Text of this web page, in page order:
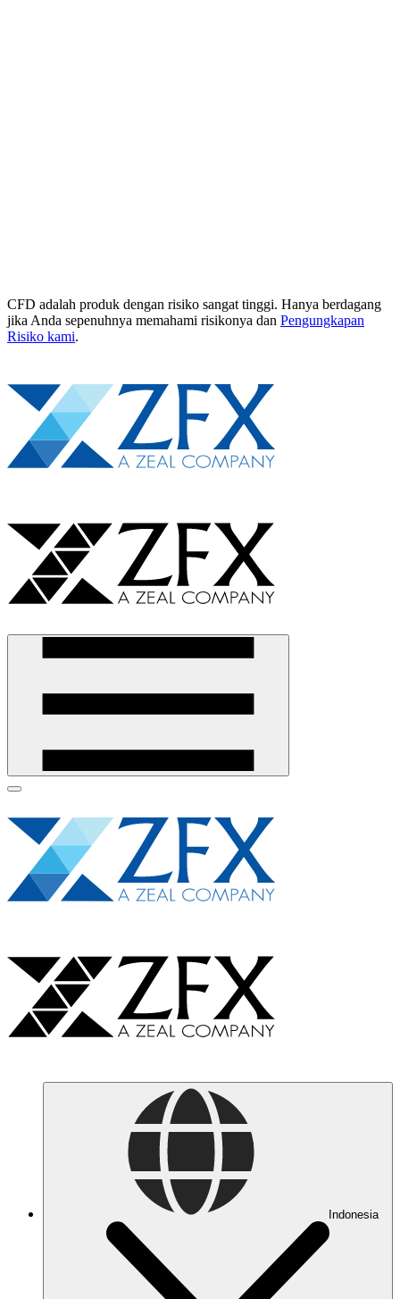
CFD adalah produk dengan risiko sangat tinggi. Hanya berdagang
jika Anda sepenuhnya memahami risikonya dan Pengungkapan
Risiko kami.
Indonesia